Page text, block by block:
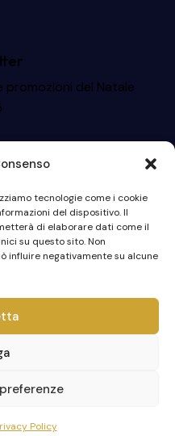
tecnologie come i cookie
del dispositivo. Il
di elaborare dati come il
su questo sito. Non
influire negativamente su alcune
Policy
promozioni del Natale
Tutti i
by